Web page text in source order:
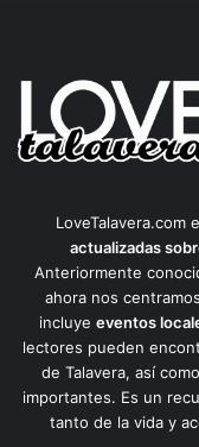
LoveTalavera.com
actualizadas
Anteriormente
ahora nos
incluye eventos
lectores pueden
de Talavera, así
importantes. Es un
tanto de la vida y